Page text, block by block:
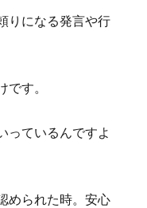
りになる発言や行
す。
っているんですよ
められた時。安心